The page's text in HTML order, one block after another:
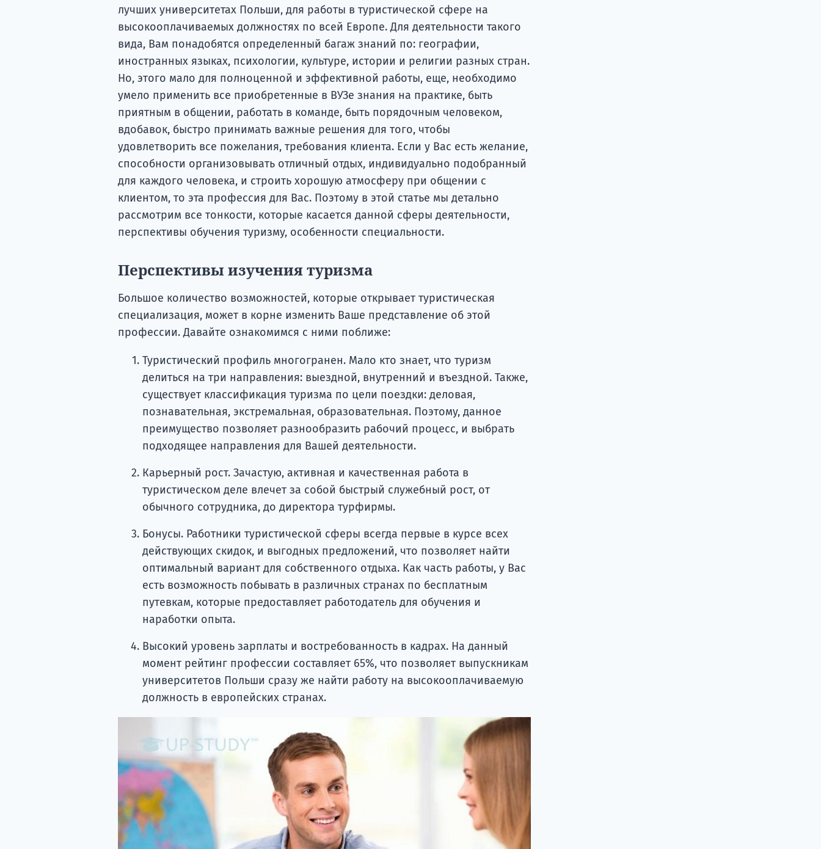
лучших университетах Польши, для работы в туристической сфере на
высокооплачиваемых должностях по всей Европе. Для деятельности такого
вида, Вам понадобятся определенный багаж знаний по: географии,
иностранных языках, психологии, культуре, истории и религии разных стран.
Но, этого мало для полноценной и эффективной работы, еще, необходимо
умело применить все приобретенные в ВУЗе знания на практике, быть
приятным в общении, работать в команде, быть порядочным человеком,
вдобавок, быстро принимать важные решения для того, чтобы
удовлетворить все пожелания, требования клиента. Если у Вас есть желание,
способности организовывать отличный отдых, индивидуально подобранный
для каждого человека, и строить хорошую атмосферу при общении с
клиентом, то эта профессия для Вас. Поэтому в этой статье мы детально
рассмотрим все тонкости, которые касается данной сферы деятельности,
перспективы обучения туризму, особенности специальности.
Перспективы изучения туризма
Большое количество возможностей, которые открывает туристическая
специализация, может в корне изменить Ваше представление об этой
профессии. Давайте ознакомимся с ними поближе:
Туристический профиль многогранен. Мало кто знает, что туризм
делиться на три направления: выездной, внутренний и въездной. Также,
существует классификация туризма по цели поездки: деловая,
познавательная, экстремальная, образовательная. Поэтому, данное
преимущество позволяет разнообразить рабочий процесс, и выбрать
подходящее направления для Вашей деятельности.
Карьерный рост. Зачастую, активная и качественная работа в
туристическом деле влечет за собой быстрый служебный рост, от
обычного сотрудника, до директора турфирмы.
Бонусы. Работники туристической сферы всегда первые в курсе всех
действующих скидок, и выгодных предложений, что позволяет найти
оптимальный вариант для собственного отдыха. Как часть работы, у Вас
есть возможность побывать в различных странах по бесплатным
путевкам, которые предоставляет работодатель для обучения и
наработки опыта.
Высокий уровень зарплаты и востребованность в кадрах. На данный
момент рейтинг профессии составляет 65%, что позволяет выпускникам
университетов Польши сразу же найти работу на высокооплачиваемую
должность в европейских странах.